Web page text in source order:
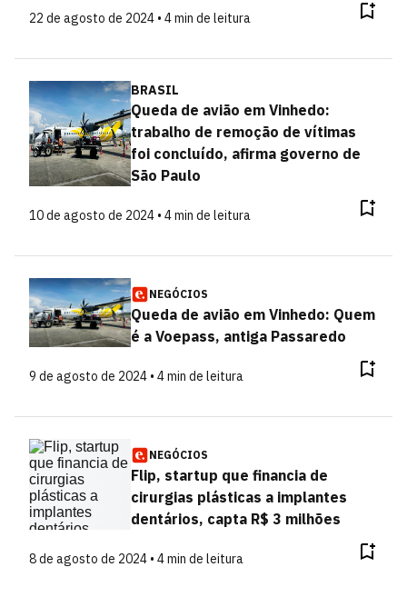
22 de agosto de 2024 • 4 min de leitura
BRASIL
Queda de avião em Vinhedo:
trabalho de remoção de vítimas
foi concluído, afirma governo de
São Paulo
10 de agosto de 2024 • 4 min de leitura
NEGÓCIOS
Queda de avião em Vinhedo: Quem
é a Voepass, antiga Passaredo
9 de agosto de 2024 • 4 min de leitura
NEGÓCIOS
Flip, startup que financia de
cirurgias plásticas a implantes
dentários, capta R$ 3 milhões
8 de agosto de 2024 • 4 min de leitura